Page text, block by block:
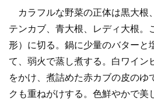
カラフルな野菜の正体は黒大根
テンカブ、青大根、レディ大根。
形）に切る。鍋に少量のバターと
て、弱火で蒸し煮する。白ワイン
をかけ、煮詰めた赤カブの皮のゆ
クも重ねがけする。色鮮やかで美